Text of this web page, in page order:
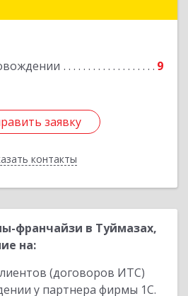
9
заявку
контакты
заявку
Назад
франчайзи в Туймазах,
на:
(договоров ИТС)
у партнера фирмы 1С.